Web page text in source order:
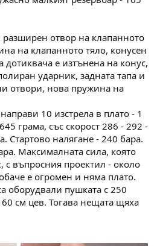
отвор на клапанното
на клапанното тяло, конусен
дотиквача е изтънена на конус,
ударник, задната тапа и
отвори, нова пружина на
10 изстрела в плато - 1
грама, със скорост 286 - 292 -
Стартово налягане - 240 бара.
Максималната сила, която
с въпросния проектил - около
е огромен и няма плато.
оборудвали пушката с 250
см цев. Тогава нещата щяха